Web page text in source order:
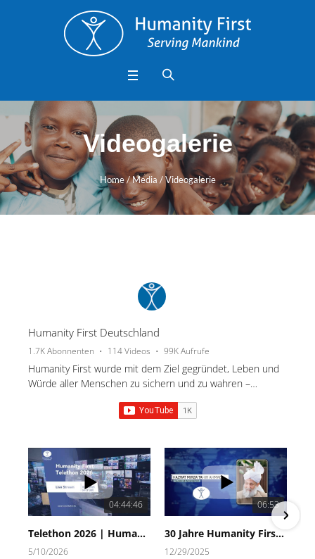
Videogalerie
Home /Media /Videogalerie
Humanity First Deutschland
1.7K Abonnenten • 114 Videos • 99K Aufrufe
Humanity First wurde mit dem Ziel gegründet, Leben und
Würde aller Menschen zu sichern und zu wahren –
04:44:46
Telethon 2026 | Humanity First Deutschland | Live
5/10/2026
06:53
30 Jahre Humanity First - Die Story
12/29/2025